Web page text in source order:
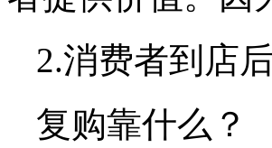
2.消费者到店
复购靠什么？